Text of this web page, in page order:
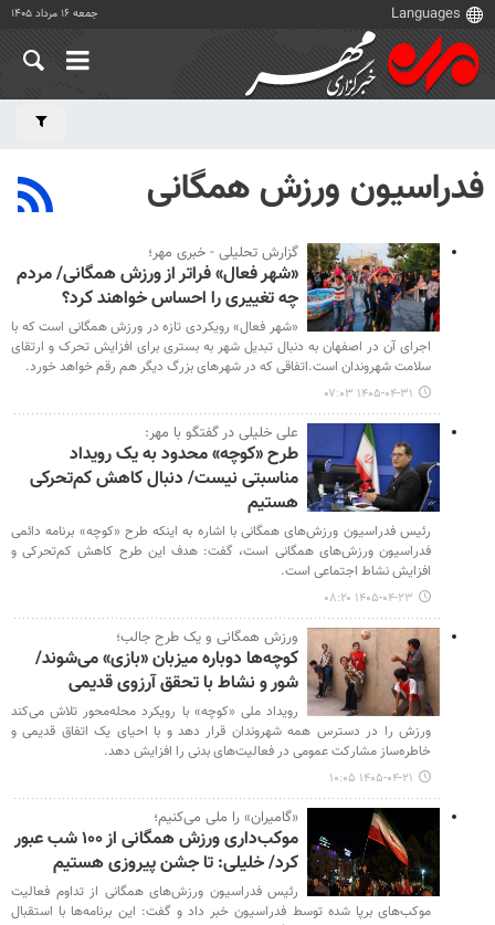
جمعه ۱۶ مرداد ۱۴۰۵
فدراسیون ورزش همگانی
گزارش تحلیلی - خبری مهر؛
«شهر فعال» فراتر از ورزش همگانی/ مردم
چه تغییری را احساس خواهند کرد؟
«شهر فعال» رویکردی تازه در ورزش همگانی است که با
اجرای آن در اصفهان به دنبال تبدیل شهر به بستری برای افزایش تحرک و ارتقای
سلامت شهروندان است.اتفاقی که در شهرهای بزرگ دیگر هم رقم خواهد خورد.
۱۴۰۵-۰۴-۳۱ ۰۷:۰۳
علی خلیلی در گفتگو با مهر:
طرح «کوچه» محدود به یک رویداد
مناسبتی نیست/ دنبال کاهش کم‌تحرکی
هستیم
رئیس فدراسیون ورزش‌های همگانی با اشاره به اینکه طرح «کوچه» برنامه دائمی
فدراسیون ورزش‌های همگانی است، گفت: هدف این طرح کاهش کم‌تحرکی و
افزایش نشاط اجتماعی است.
۱۴۰۵-۰۴-۲۳ ۰۸:۲۰
ورزش همگانی و یک طرح جالب؛
کوچه‌ها دوباره میزبان «بازی» می‌شوند/
شور و نشاط با تحقق آرزوی قدیمی
رویداد ملی «کوچه» با رویکرد محله‌محور تلاش می‌کند
ورزش را در دسترس همه شهروندان قرار دهد و با احیای یک اتفاق قدیمی و
خاطره‌ساز مشارکت عمومی در فعالیت‌های بدنی را افزایش دهد.
۱۴۰۵-۰۴-۲۱ ۱۰:۰۵
«گامیران» را ملی می‌کنیم؛
موکب‌داری ورزش همگانی از ۱۰۰ شب عبور
کرد/ خلیلی: تا جشن پیروزی هستیم
رئیس فدراسیون ورزش‌های همگانی از تداوم فعالیت
موکب‌های برپا شده توسط فدراسیون خبر داد و گفت: این برنامه‌ها با استقبال